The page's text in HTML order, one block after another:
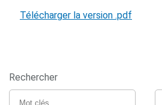
Télécharger la version .pdf
Rechercher